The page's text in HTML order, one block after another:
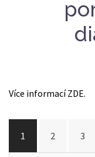
Více informací ZDE.
příspěvků
1 2 3